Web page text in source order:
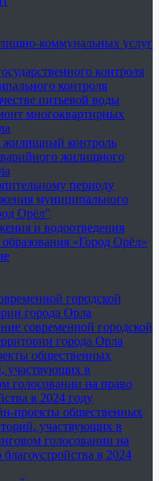
коммунальных услуг
контроля
контроля
питьевой воды
многоквартирных
контроль
жилищного
периоду
муниципального
Орёл"
и водоотведения
«Город Орёл»
городской
города Орла
современной городской
города Орла
общественных
участвующих в
голосовании на право
в 2024 году
проекты общественных
участвующих в
голосовании на
благоустройства в 2024